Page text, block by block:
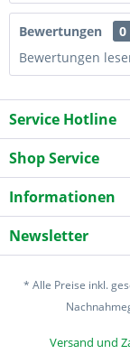
Bewertungen
0
Bewertungen
Service Hotline
Shop Service
Informationen
Newsletter
* Alle Preise inkl.
Versand und